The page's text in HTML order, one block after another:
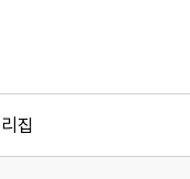
집